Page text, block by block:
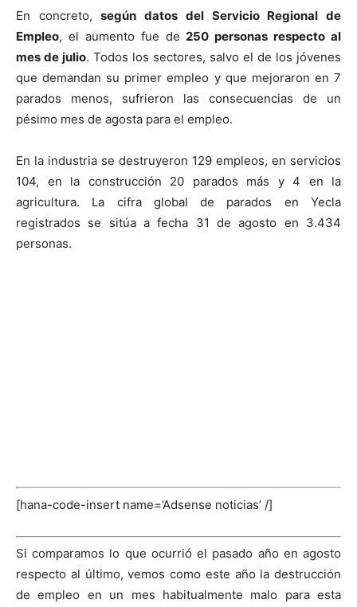
En concreto,según datos del Servicio Regional de
Empleo, el aumento fue de250 personas respecto al
mes de julio. Todos los sectores, salvo el de los jóvenes
que demandan su primer empleo y que mejoraron en 7
parados menos, sufrieron las consecuencias de un
pésimo mes de agosta para el empleo.
En la industria se destruyeron 129 empleos, en servicios
104, en la construcción 20 parados más y 4 en la
agricultura. La cifra global de parados en Yecla
registrados se sitúa a fecha 31 de agosto en 3.434
personas.
[hana-code-insert name=’Adsense noticias’ /]
Si comparamos lo que ocurrió el pasado año en agosto
respecto al último, vemos como este año la destrucción
de empleo en un mes habitualmente malo para esta